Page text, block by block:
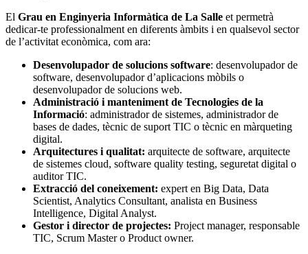
El Grau en Enginyeria Informàtica de La Salle et permetrà
dedicar-te professionalment en diferents àmbits i en qualsevol sector
de l’activitat econòmica, com ara:
Desenvolupador de solucions software: desenvolupador de
software, desenvolupador d’aplicacions mòbils o
desenvolupador de solucions web.
Administració i manteniment de Tecnologies de la
Informació: administrador de sistemes, administrador de
bases de dades, tècnic de suport TIC o tècnic en màrqueting
digital.
Arquitectures i qualitat: arquitecte de software, arquitecte
de sistemes cloud, software quality testing, seguretat digital o
auditor TIC.
Extracció del coneixement: expert en Big Data, Data
Scientist, Analytics Consultant, analista en Business
Intelligence, Digital Analyst.
Gestor i director de projectes: Project manager, responsable
TIC, Scrum Master o Product owner.